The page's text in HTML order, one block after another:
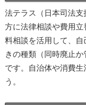
法テラス（日本司法
方に法律相談や費用
料相談を活用して、
きの種類（同時廃止
です。自治体や消費
う。